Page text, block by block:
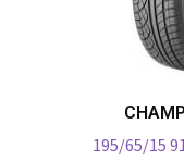
195/65/15